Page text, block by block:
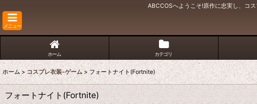
ABCCOSへようこそ!原作に忠実し、コ
メニュー
ホーム カテゴリ
ホーム > コスプレ衣装-ゲーム > フォートナイト(Fortnite)
フォートナイト(Fortnite)